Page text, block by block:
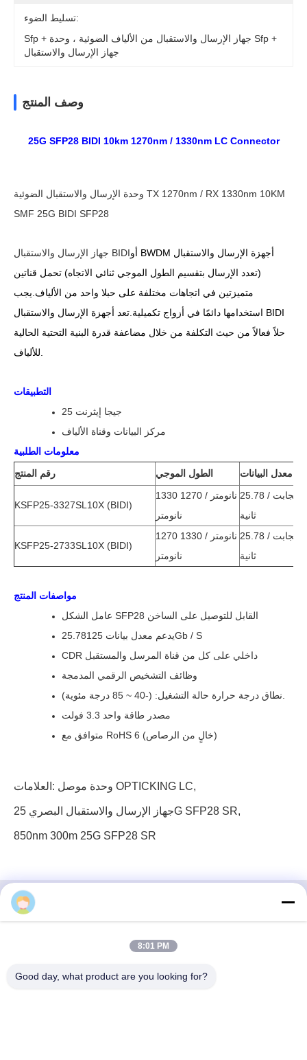
تسليط الضوء:
Sfp + جهاز الإرسال والاستقبال من الألياف الضوئية ، وحدة Sfp +
جهاز الإرسال والاستقبال
وصف المنتج
25G SFP28 BIDI 10km 1270nm / 1330nm LC Connector
وحدة الإرسال والاستقبال الضوئية TX 1270nm / RX 1330nm 10KM
SMF 25G BIDI SFP28
جهاز الإرسال والاستقبال BIDIأو BWDM أجهزة الإرسال والاستقبال
(تعدد الإرسال بتقسيم الطول الموجي ثنائي الاتجاه) تحمل قناتين
متميزتين في اتجاهات مختلفة على حبلا واحد من الألياف.يجب
استخدامها دائمًا في أزواج تكميلية.تعد أجهزة الإرسال والاستقبال BIDI
حلاً فعالاً من حيث التكلفة من خلال مضاعفة قدرة البنية التحتية الحالية
التطبيقات
25 جيجا إيثرنت
مركز البيانات وقناة الألياف
معلومات الطلبية
رقم المنتج
الطول الموجي معدل البيانات
KSFP25-3327SL10X (BIDI)
1330 نانومتر / 1270
نانومتر
25.78 جيجابت /
ثانية
KSFP25-2733SL10X (BIDI)
1270 نانومتر / 1330
نانومتر
25.78 جيجابت /
ثانية
مواصفات المنتج
عامل الشكل SFP28 القابل للتوصيل على الساخن
يدعم معدل بيانات 25.78125Gb / S
CDR داخلي على كل من قناة المرسل والمستقبل
وظائف التشخيص الرقمي المدمجة
مصدر طاقة واحد 3.3 فولت
متوافق مع RoHS 6 (خالٍ من الرصاص)
العلامات: وحدة موصل OPTICKING LC,
جهاز الإرسال والاستقبال البصري 25G SFP28 SR,
850nm 300m 25G SFP28 SR
بريد إلكتروني: fanny@opticking.com
8:01 PM
Good day, what product are you looking for?